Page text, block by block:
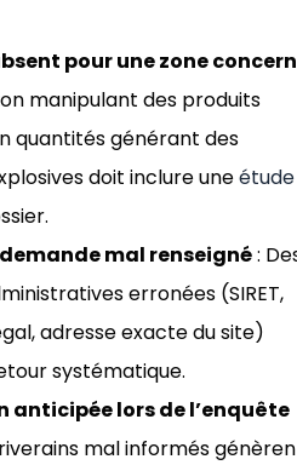
pour une zone
manipulant des produits
quantités générant des
doit inclure uneétude
mal renseigné:
erronées (SIRET,
adresse exacte du site)
systématique.
anticipée lors de l’enquête
mal informés